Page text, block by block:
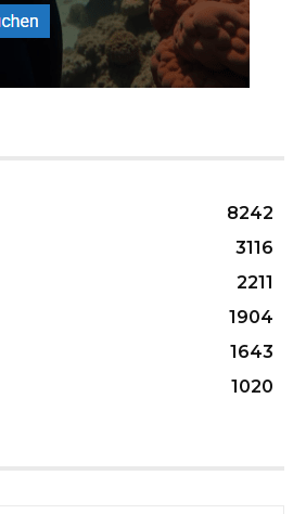
8242
3116
2211
1904
1643
1020